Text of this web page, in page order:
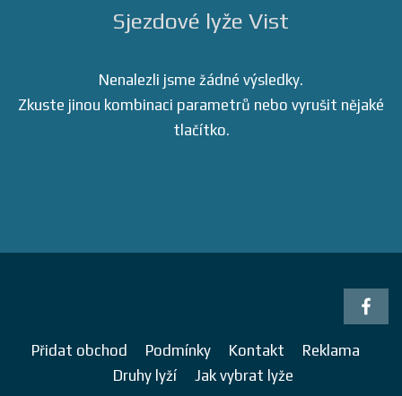
Sjezdové lyže Vist
Nenalezli jsme žádné výsledky.
Zkuste jinou kombinaci parametrů nebo vyrušit nějaké
tlačítko.
Přidat obchod Podmínky Kontakt
Reklama
Druhy lyží
Jak vybrat lyže